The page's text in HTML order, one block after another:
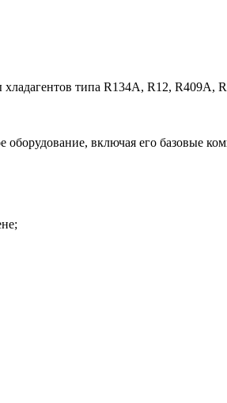
типа R134A, R12, R409A,
включая его базовые